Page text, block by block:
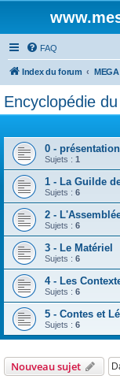
FAQ
Index du forum MEGA
Encyclopédie
0 -
Sujets : 1
1 - La Guilde
Sujets : 6
2 -
Sujets : 6
3 - Le Matériel
Sujets : 6
4 - Les
Sujets : 6
5 - Contes et
Sujets : 6
Nouveau sujet